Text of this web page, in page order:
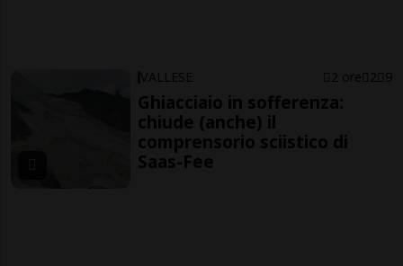
VALLESE 2 ore 2 9
Ghiacciaio in sofferenza:
chiude (anche) il
comprensorio sciistico di
Saas-Fee